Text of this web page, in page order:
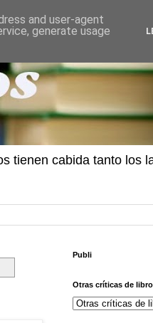
tienen cabida tanto los
Publi
Otras críticas de
and user-agent
generate usage